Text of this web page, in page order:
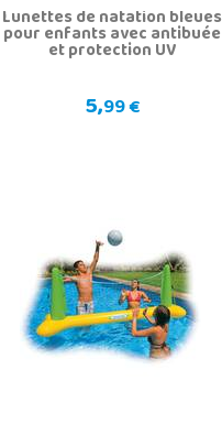
Lunettes de natation bleues
pour enfants avec antibuée
et protection UV
5,99 €